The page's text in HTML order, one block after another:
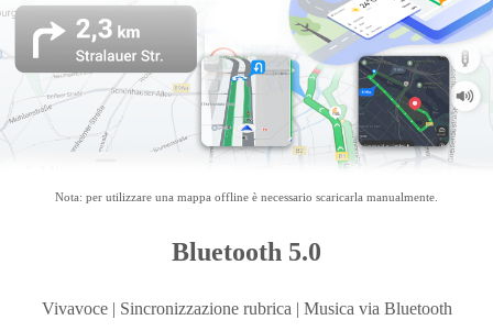
Nota: per utilizzare una mappa offline è necessario scaricarla manualmente.
Bluetooth 5.0
Vivavoce | Sincronizzazione rubrica | Musica via Bluetooth